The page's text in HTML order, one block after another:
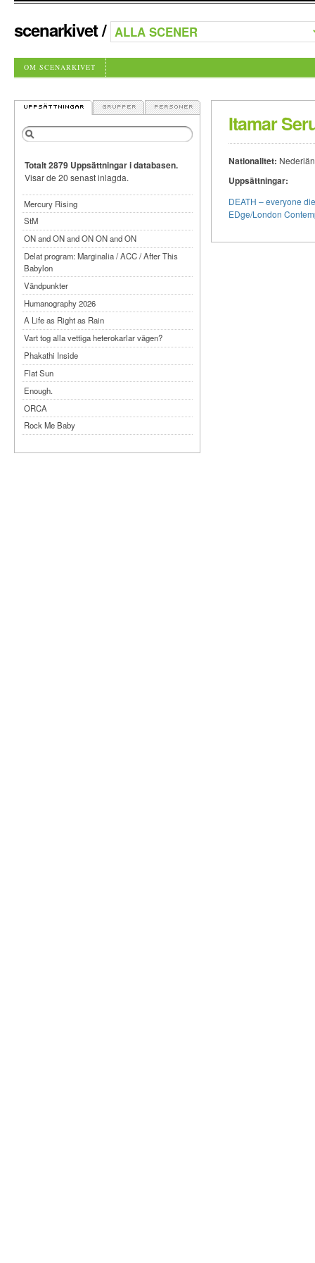
scenarkivet/
OM SCENARKIVET
Itamar
Nationalitet:
Uppsättningar:
DEATH – everyone
EDge/London
Totalt 2879 Uppsättningar i databasen.
Visar de 20 senast inlagda.
Mercury Rising
StM
ON and ON and ON ON and ON
Delat program: Marginalia / ACC / After This
Babylon
Vändpunkter
Humanography 2026
A Life as Right as Rain
Vart tog alla vettiga heterokarlar vägen?
Phakathi Inside
Flat Sun
Enough.
ORCA
Rock Me Baby